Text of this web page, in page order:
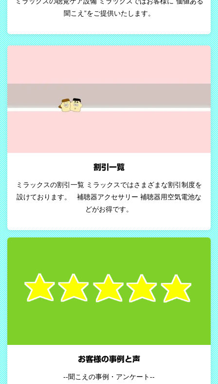
聞こえ”をご提供いたします。
割引一覧
ミラックスの割引一覧 ミラックスではさまざまな割引制度を
設けております。 補聴器アクセサリー 補聴器用空気電池な
どがお得です。
お客様の事例と声
--聞こえの事例・アンケート--